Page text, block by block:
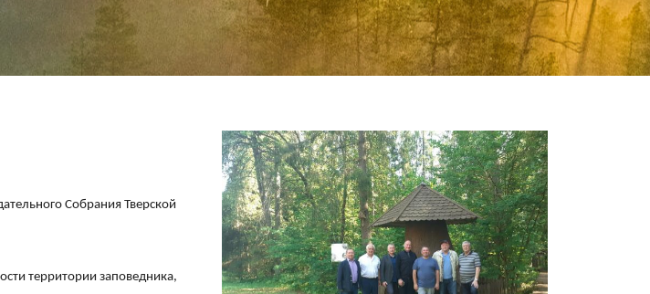
Собрания Тверской
территории заповедника,